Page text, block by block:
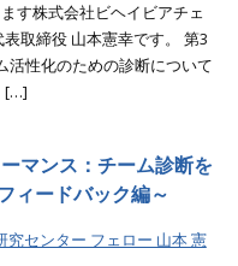
す株式会社ビヘイビアチェ
取締役 山本憲幸です。 第3
活性化のための診断について
[…]
マンス：チーム診断を
ィードバック編～
究センター フェロー 山本 憲